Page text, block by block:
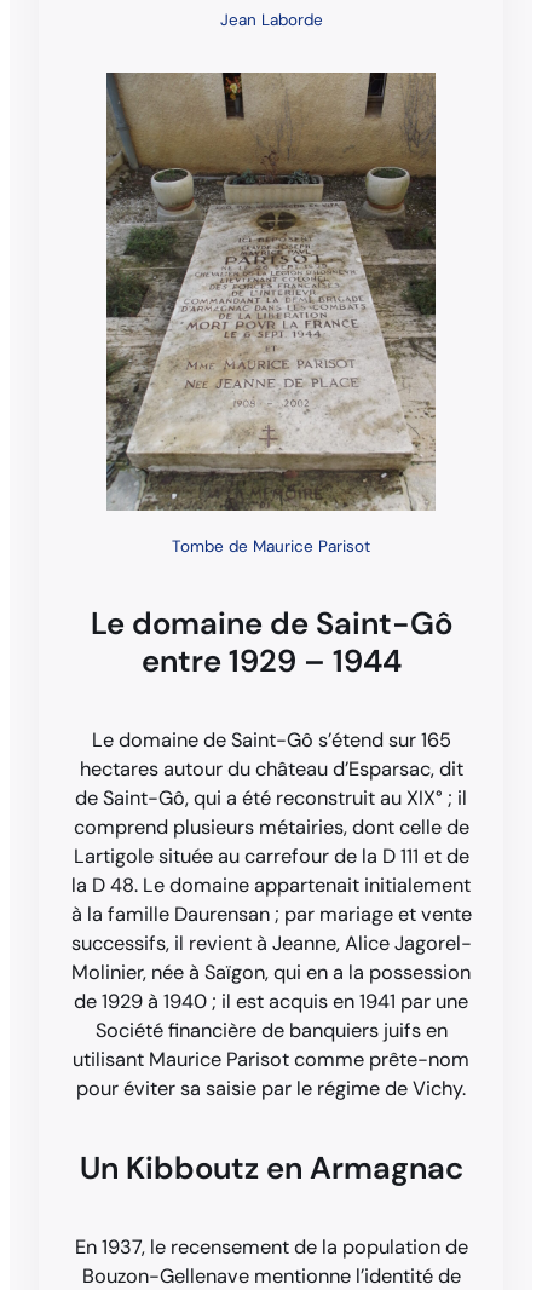
Jean Laborde
Tombe de Maurice Parisot
Le domaine de Saint-Gô
entre 1929 – 1944
Le domaine de Saint-Gô s’étend sur 165
hectares autour du château d’Esparsac, dit
de Saint-Gô, qui a été reconstruit au XIX° ; il
comprend plusieurs métairies, dont celle de
Lartigole située au carrefour de la D 111 et de
la D 48. Le domaine appartenait initialement
à la famille Daurensan ; par mariage et vente
successifs, il revient à Jeanne, Alice Jagorel-
Molinier, née à Saïgon, qui en a la possession
de 1929 à 1940 ; il est acquis en 1941 par une
Société financière de banquiers juifs en
utilisant Maurice Parisot comme prête-nom
pour éviter sa saisie par le régime de Vichy.
Un Kibboutz en Armagnac
En 1937, le recensement de la population de
Bouzon-Gellenave mentionne l’identité de